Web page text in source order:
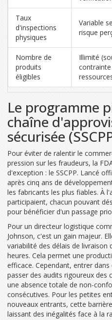
Taux
d'inspections
physiques
Variable
risque
Nombre de
produits
éligibles
Illimité
contrainte
Le programme
chaîne
sécurisée
Pour éviter de ralentir le
pression sur les fraudeurs, la
d'exception : le SSCPP. Lancé
après cinq ans de
les fabricants les plus fiables. À
participaient, chacun pouvant
pour bénéficier d'un passage
Pour un directeur logistique
Johnson, c'est un gain majeur.
variabilité des délais de
heures. Cela permet une
efficace. Cependant, entrer
passer des audits rigoureux
une absence totale de non-
consécutives. Pour les petites
nouveaux entrants, cette
laissant des inégalités face à la